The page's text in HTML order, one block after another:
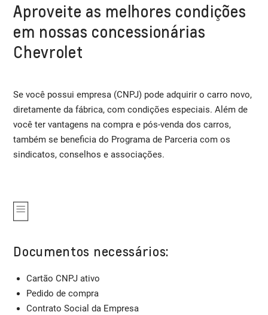
Aproveite as melhores condições
em nossas concessionárias
Chevrolet
Se você possui empresa (CNPJ) pode adquirir o carro novo,
diretamente da fábrica, com condições especiais. Além de
você ter vantagens na compra e pós-venda dos carros,
também se beneficia do Programa de Parceria com os
sindicatos, conselhos e associações.
Documentos necessários:
Cartão CNPJ ativo
Pedido de compra
Contrato Social da Empresa